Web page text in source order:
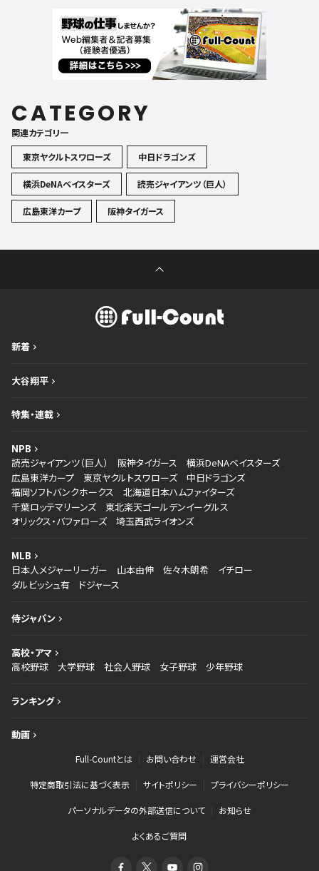
CATEGORY
関連カテゴリ一
東京ヤクルトスワローズ
中日ドラゴンズ
横浜DeNAベイスターズ 読売ジャイアンツ（巨人）
広島東洋カープ 阪神タイガース
新着
大谷翔平
特集・連載
NPB
読売ジャイアンツ（巨人）
阪神タイガース
横浜DeNAベイスターズ
広島東洋カープ
東京ヤクルトスワローズ
中日ドラゴンズ
福岡ソフトバンクホークス
北海道日本ハムファイターズ
千葉ロッテマリーンズ
東北楽天ゴールデンイーグルス
オリックス・バファローズ
埼玉西武ライオンズ
MLB
日本人メジャーリーガー
山本由伸 佐々木朗希
イチロー
ダルビッシュ有
ドジャース
侍ジャパン
高校・アマ
高校野球
大学野球 社会人野球 女子野球 少年野球
ランキング
動画
Full-Countとは お問い合わせ 運営会社
特定商取引法に基づく表示 サイトポリシー プライバシーポリシー
パーソナルデータの外部送信について お知らせ
よくあるご質問